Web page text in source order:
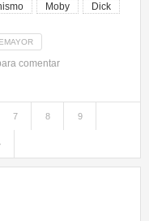
Moby Dick
ALBINISMO - MOBY DICK
comentar
7 8 9